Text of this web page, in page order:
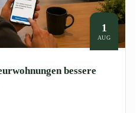
1
AUG
bessere